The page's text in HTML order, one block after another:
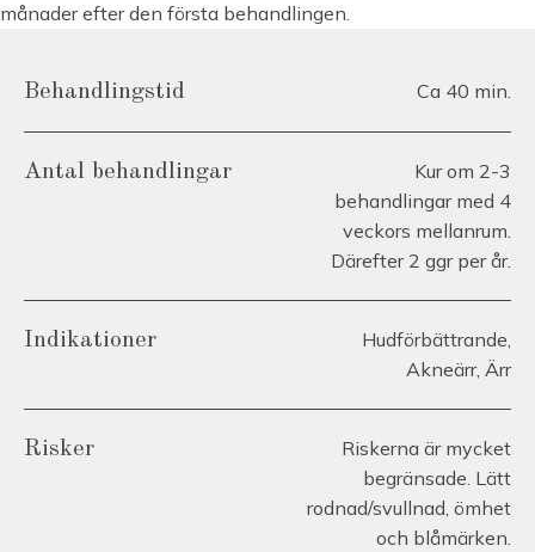
månader efter den första behandlingen.
Behandlingstid Ca 40 min.
Antal behandlingar
Kur om 2-3
behandlingar med 4
veckors mellanrum.
Därefter 2 ggr per år.
Indikationer
Hudförbättrande,
Akneärr, Ärr
Risker
Riskerna är mycket
begränsade. Lätt
rodnad/svullnad, ömhet
och blåmärken.